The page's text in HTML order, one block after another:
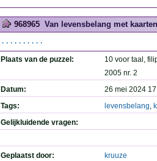
968965 Van levensbelang met
..........
Plaats van de puzzel:
10 voor taal,
2005 nr. 2
Datum:
26 mei 2024
Tags:
levensbelang,
Gelijkluidende vragen:
Geplaatst door: kruuze